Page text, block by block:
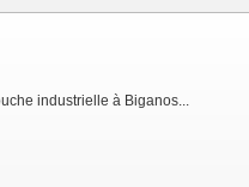
industrielle à Biganos...